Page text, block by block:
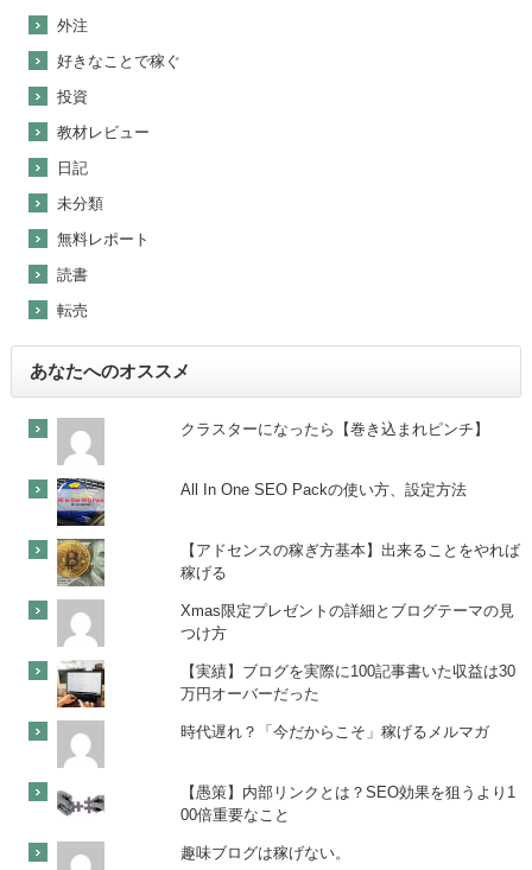
外注
好きなことで稼ぐ
投資
教材レビュー
日記
未分類
無料レポート
読書
転売
あなたへのオススメ
クラスターになったら【巻き込まれピンチ】
All In One SEO Packの使い方、設定方法
【アドセンスの稼ぎ方基本】出来ることをやれば
稼げる
Xmas限定プレゼントの詳細とブログテーマの見
つけ方
【実績】ブログを実際に100記事書いた収益は30
万円オーバーだった
時代遅れ？「今だからこそ」稼げるメルマガ
【愚策】内部リンクとは？SEO効果を狙うより1
00倍重要なこと
趣味ブログは稼げない。